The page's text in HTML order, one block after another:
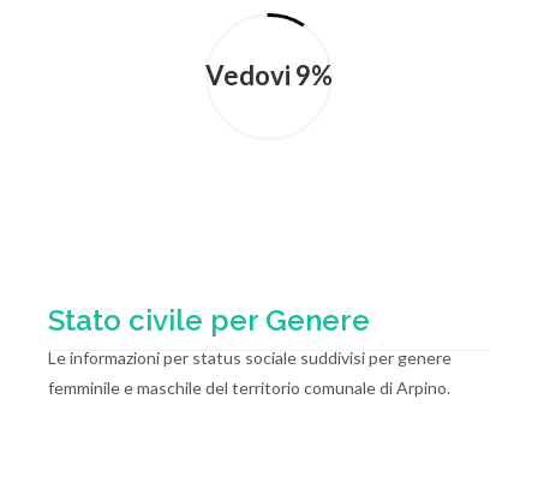
Vedovi 9%
Stato civile per Genere
Le informazioni per status sociale suddivisi per genere
femminile e maschile del territorio comunale di Arpino.